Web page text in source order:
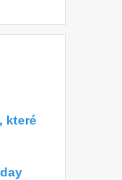
které